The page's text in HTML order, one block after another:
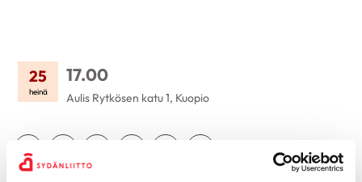
25
heinä
17.00
Aulis Rytkösen katu 1, Kuopio
Jaa Whatsapp
Jaa Facebook
Jaa TwitterJaa Linkedin
Jaa EmailJaa Print